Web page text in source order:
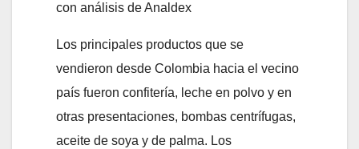
con análisis de Analdex
Los principales productos que se
vendieron desde Colombia hacia el vecino
país fueron confitería, leche en polvo y en
otras presentaciones, bombas centrífugas,
aceite de soya y de palma. Los